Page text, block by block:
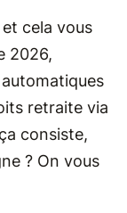
cela vous
2026,
retraite via
consiste,
? On vous